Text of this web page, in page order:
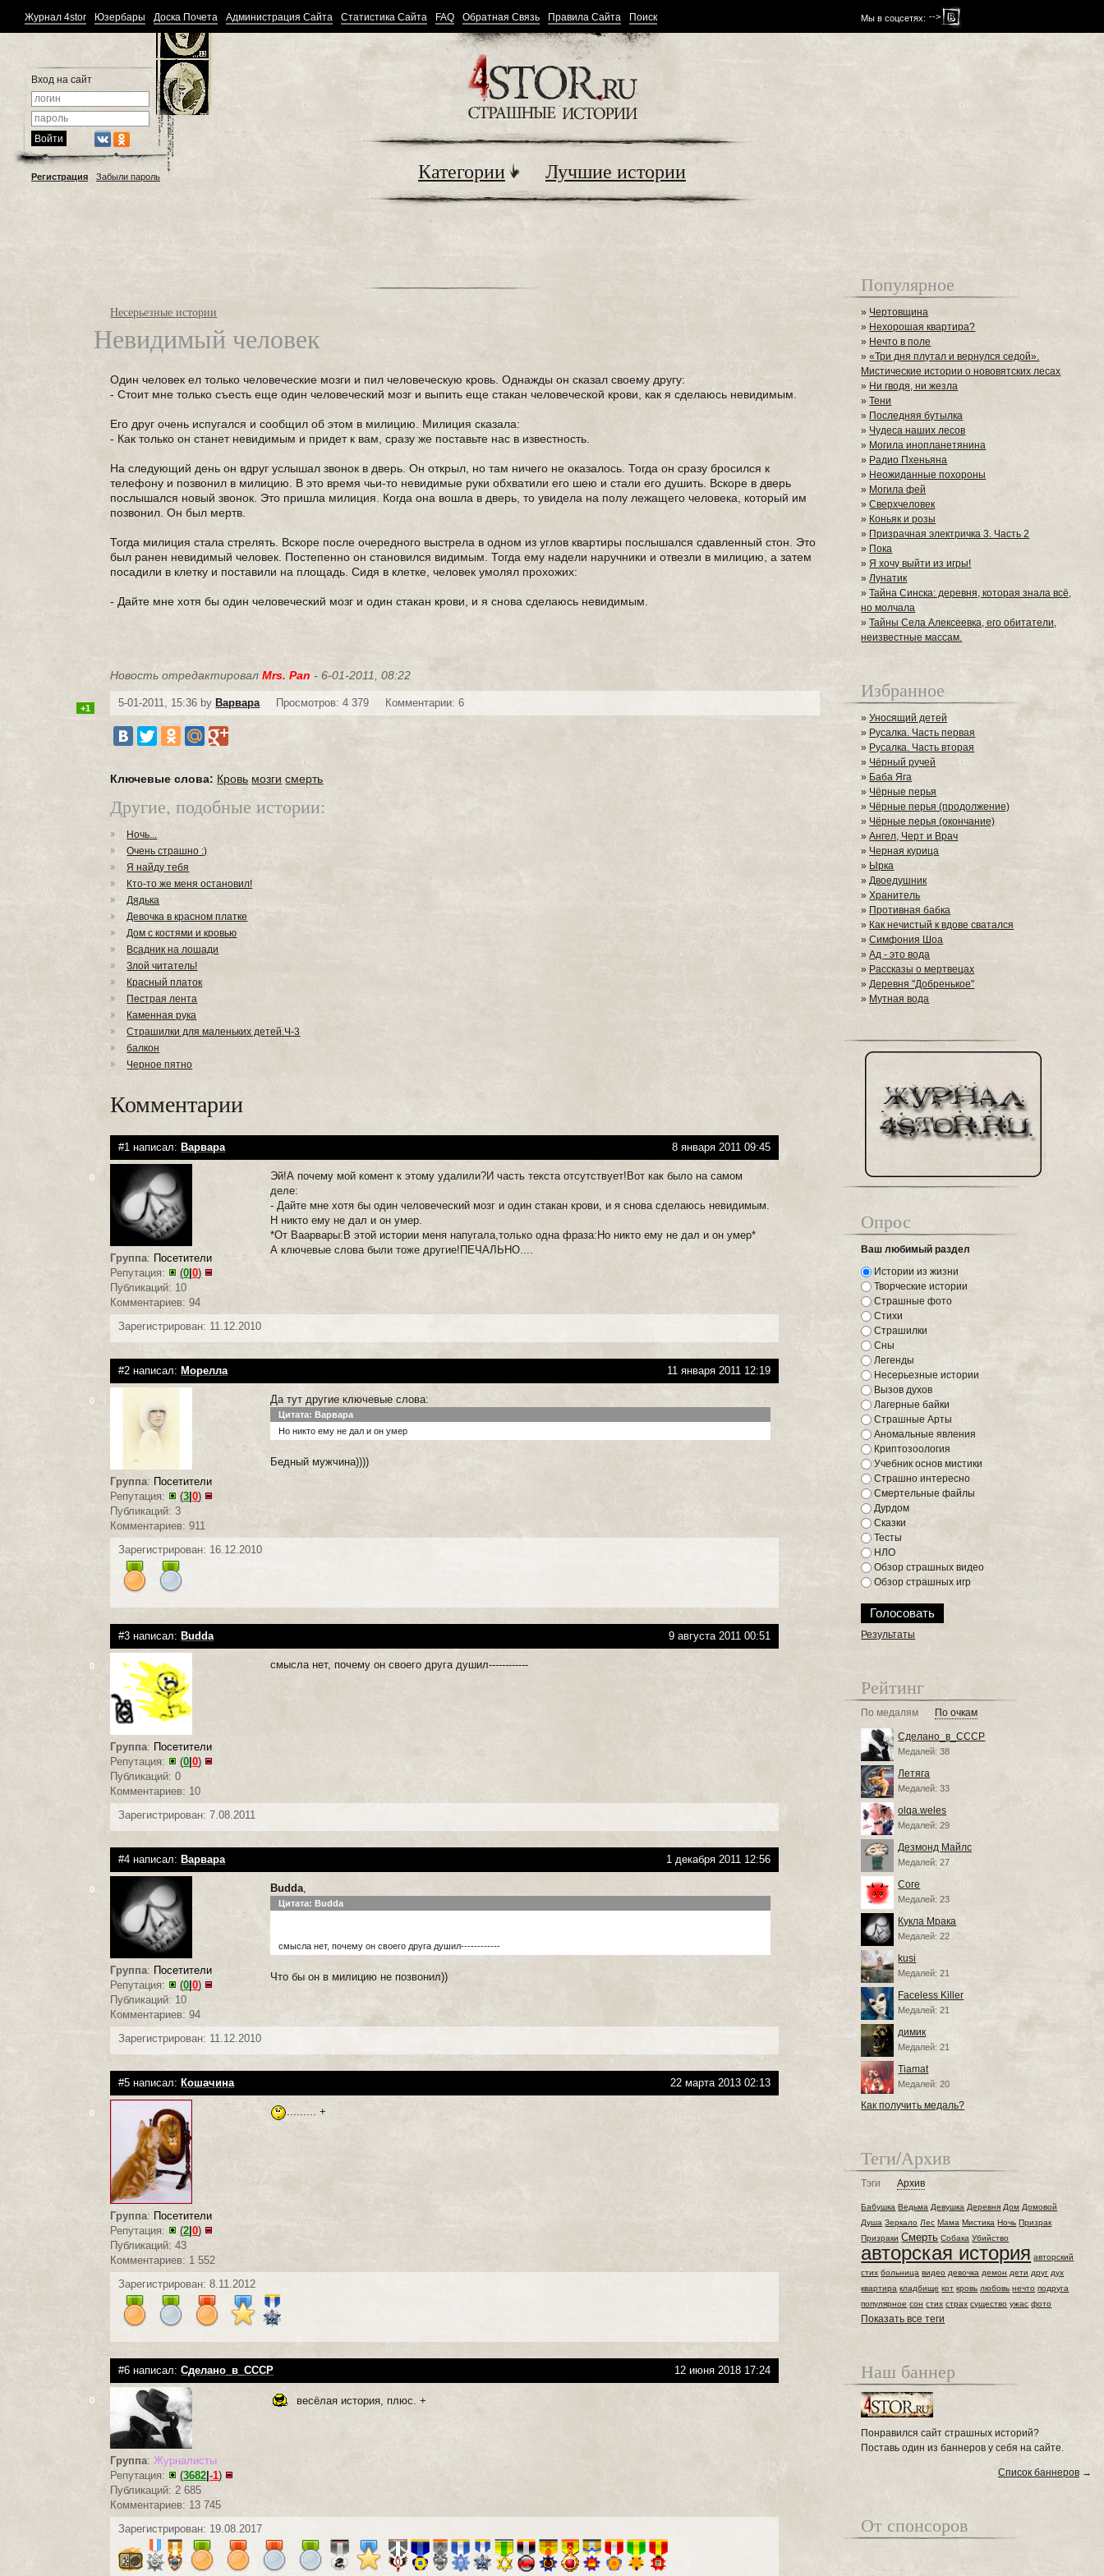
Мы в соцсетях: -->
Журнал 4stor Юзербары Доска Почета Администрация Сайта Статистика Сайта FAQ Обратная Связь Правила Сайта Поиск
Вход на сайт
Регистрация Забыли пароль Категории Лучшие истории
Несерьезные истории
Невидимый человек
Один человек ел только человеческие мозги и пил человеческую кровь. Однажды он сказал своему другу:
- Стоит мне только съесть еще один человеческий мозг и выпить еще стакан человеческой крови, как я сделаюсь невидимым.
Его друг очень испугался и сообщил об этом в милицию. Милиция сказала:
- Как только он станет невидимым и придет к вам, сразу же поставьте нас в известность.
На следующий день он вдруг услышал звонок в дверь. Он открыл, но там ничего не оказалось. Тогда он сразу бросился к
телефону и позвонил в милицию. В это время чьи-то невидимые руки обхватили его шею и стали его душить. Вскоре в дверь
послышался новый звонок. Это пришла милиция. Когда она вошла в дверь, то увидела на полу лежащего человека, который им
позвонил. Он был мертв.
Тогда милиция стала стрелять. Вскоре после очередного выстрела в одном из углов квартиры послышался сдавленный стон. Это
был ранен невидимый человек. Постепенно он становился видимым. Тогда ему надели наручники и отвезли в милицию, а затем
посадили в клетку и поставили на площадь. Сидя в клетке, человек умолял прохожих:
- Дайте мне хотя бы один человеческий мозг и один стакан крови, и я снова сделаюсь невидимым.
Новость отредактировалMrs. Pan - 6-01-2011, 08:22
5-01-2011, 15:36 by Варвара Просмотров: 4 379 Комментарии: 6
+1
Ключевые слова: Кровь мозги смерть
Другие, подобные истории:
Ночь...
Очень страшно :)
Я найду тебя
Кто-то же меня остановил!
Дядька
Девочка в красном платке
Дом с костями и кровью
Всадник на лошади
Злой читатель!
Красный платок
Пестрая лента
Каменная рука
Страшилки для маленьких детей.Ч-3
балкон
Черное пятно
Комментарии
#1 написал: Варвара 8 января 2011 09:45
0
Группа: Посетители
Репутация:
(0 |0)
Публикаций: 10
Комментариев: 94
Эй!А почему мой комент к этому удалили?И часть текста отсутствует!Вот как было на самом
деле:
- Дайте мне хотя бы один человеческий мозг и один стакан крови, и я снова сделаюсь невидимым.
Н никто ему не дал и он умер.
*От Ваарвары:В этой истории меня напугала,только одна фраза:Но никто ему не дал и он умер*
А ключевые слова были тоже другие!ПЕЧАЛЬНО....
Зарегистрирован: 11.12.2010
#2 написал: Морелла 11 января 2011 12:19
0
Группа: Посетители
Репутация:
(3 |0)
Публикаций: 3
Комментариев: 911
Да тут другие ключевые слова:
Цитата: Варвара
Но никто ему не дал и он умер
Бедный мужчина))))
Зарегистрирован: 16.12.2010
#3 написал: Budda 9 августа 2011 00:51
0
Группа: Посетители
Репутация:
(0 |0)
Публикаций: 0
Комментариев: 10
смысла нет, почему он своего друга душил------------
Зарегистрирован: 7.08.2011
#4 написал: Варвара 1 декабря 2011 12:56
0
Группа: Посетители
Репутация:
(0 |0)
Публикаций: 10
Комментариев: 94
Budda,
Цитата: Budda
смысла нет, почему он своего друга душил------------
Что бы он в милицию не позвонил))
Зарегистрирован: 11.12.2010
#5 написал: Кошачина 22 марта 2013 02:13
0
Группа: Посетители
Репутация:
(2 |0)
Публикаций: 43
Комментариев: 1 552
......... +
Зарегистрирован: 8.11.2012
#6 написал:Сделано_в_СССР 12 июня 2018 17:24
0
Группа: Журналисты
Репутация:
(3682 |-1)
Публикаций: 2 685
Комментариев: 13 745
весёлая история, плюс. +
Зарегистрирован: 19.08.2017
Популярное
» Чертовщина
» Нехорошая квартира?
» Нечто в поле
»«Три дня плутал и вернулся седой».
Мистические истории о нововятских лесах
» Ни гводя, ни жезла
»Тени
» Последняя бутылка
» Чудеса наших лесов
» Могила инопланетянина
» Радио Пхеньяна
» Неожиданные похороны
» Могила фей
»Сверхчеловек
» Коньяк и розы
» Призрачная электричка 3. Часть 2
» Пока
»Я хочу выйти из игры!
»Лунатик
»Тайна Синска: деревня, которая знала всё,
но молчала
»Тайны Села Алексеевка, его обитатели,
неизвестные массам.
Избранное
»Уносящий детей
» Русалка. Часть первая
» Русалка. Часть вторая
» Чёрный ручей
» Баба Яга
»Чёрные перья
» Чёрные перья (продолжение)
» Чёрные перья (окончание)
»Ангел, Черт и Врач
» Черная курица
» Ырка
»Двоедушник
»Хранитель
» Противная бабка
» Как нечистый к вдове сватался
»Симфония Шоа
»Ад - это вода
» Рассказы о мертвецах
»Деревня "Добренькое"
» Мутная вода
Опрос
Ваш любимый раздел
Истории из жизни
Творческие истории
Страшные фото
Стихи
Страшилки
Сны
Легенды
Несерьезные истории
Вызов духов
Лагерные байки
Страшные Арты
Аномальные явления
Криптозоология
Учебник основ мистики
Страшно интересно
Смертельные файлы
Дурдом
Сказки
Тесты
НЛО
Обзор страшных видео
Обзор страшных игр
Результаты
Рейтинг
По медалям По очкам
Сделано_в_СССР
Медалей: 38
Летяга
Медалей: 33
olqa.weles
Медалей: 29
Дезмонд Майлс
Медалей: 27
Core
Медалей: 23
Кукла Мрака
Медалей: 22
kusi
Медалей: 21
Faceless Killer
Медалей: 21
димик
Медалей: 21
Tiamat
Медалей: 20
Как получить медаль?
Теги/Архив
Тэги Архив
Бабушка Ведьма Девушка Деревня Дом Домовой
Душа Зеркало Лес Мама Мистика Ночь Призрак
Призраки Смерть Собака Убийство
авторская история авторский
стих больница видео девочка демон дети друг дух
квартира кладбище кот кровь любовь нечто подруга
популярное сон стих страх существо ужас фото
Показать все теги
Наш баннер
Понравился сайт страшных историй?
Поставь один из баннеров у себя на сайте.
Список баннеров →
От спонсоров